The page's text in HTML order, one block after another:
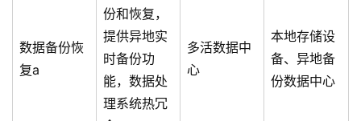
数据备份恢
复a
份和恢复，
提供异地实
时备份功
能，数据处
理系统热冗
多活数据中
心
本地存储设
备、异地备
份数据中心